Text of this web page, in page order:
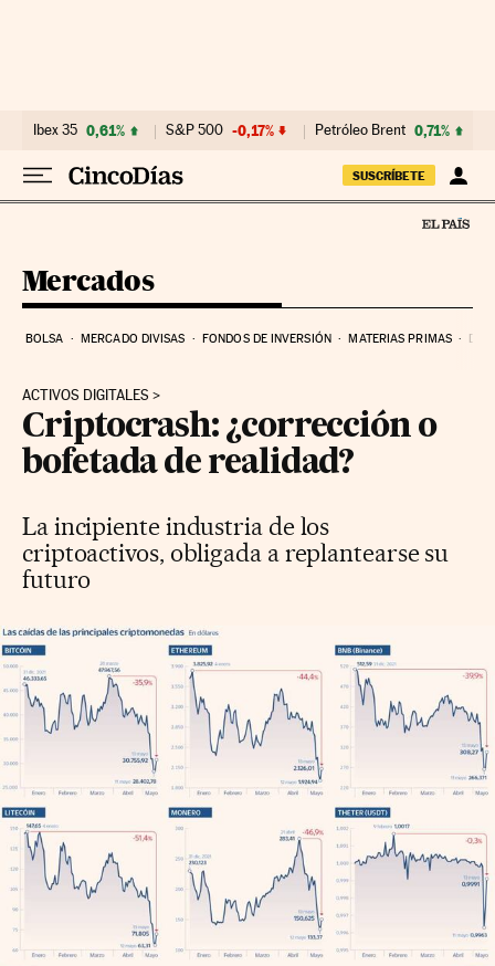
Ibex 35 0,61% S&P 500 -0,17% Petróleo Brent 0,71%
SUSCRÍBETE
Mercados
BOLSA MERCADO DIVISAS FONDOS DE INVERSIÓN MATERIAS PRIMAS
ACTIVOS DIGITALES
Criptocrash: ¿corrección o
bofetada de realidad?
La incipiente industria de los
criptoactivos, obligada a replantearse su
futuro